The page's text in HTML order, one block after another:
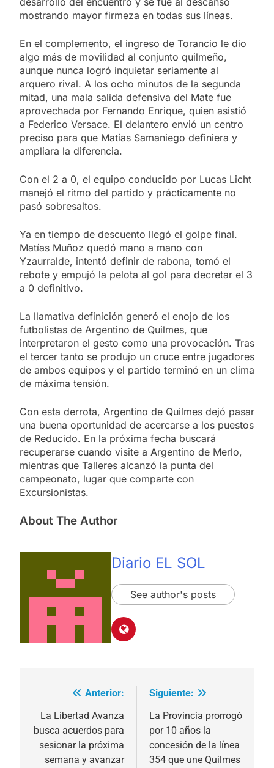
mostrando mayor firmeza en todas sus líneas.
En el complemento, el ingreso de Torancio le dio
algo más de movilidad al conjunto quilmeño,
aunque nunca logró inquietar seriamente al
arquero rival. A los ocho minutos de la segunda
mitad, una mala salida defensiva del Mate fue
aprovechada por Fernando Enrique, quien asistió
a Federico Versace. El delantero envió un centro
preciso para que Matías Samaniego definiera y
ampliara la diferencia.
Con el 2 a 0, el equipo conducido por Lucas Licht
manejó el ritmo del partido y prácticamente no
pasó sobresaltos.
Ya en tiempo de descuento llegó el golpe final.
Matías Muñoz quedó mano a mano con
Yzaurralde, intentó definir de rabona, tomó el
rebote y empujó la pelota al gol para decretar el 3
a 0 definitivo.
La llamativa definición generó el enojo de los
futbolistas de Argentino de Quilmes, que
interpretaron el gesto como una provocación. Tras
el tercer tanto se produjo un cruce entre jugadores
de ambos equipos y el partido terminó en un clima
de máxima tensión.
Con esta derrota, Argentino de Quilmes dejó pasar
una buena oportunidad de acercarse a los puestos
de Reducido. En la próxima fecha buscará
recuperarse cuando visite a Argentino de Merlo,
mientras que Talleres alcanzó la punta del
campeonato, lugar que comparte con
Excursionistas.
About The Author
Diario EL SOL
See author's posts
Navegación
de
entradas
Anterior:
La Libertad Avanza
busca acuerdos para
sesionar la próxima
semana y avanzar
Siguiente:
La Provincia prorrogó
por 10 años la
concesión de la línea
354 que une Quilmes